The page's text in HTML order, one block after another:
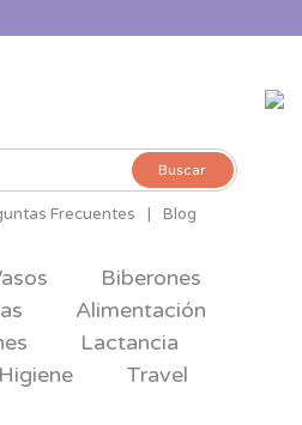
Buscar
Frecuentes Blog
Biberones
Alimentación
Lactancia
Travel